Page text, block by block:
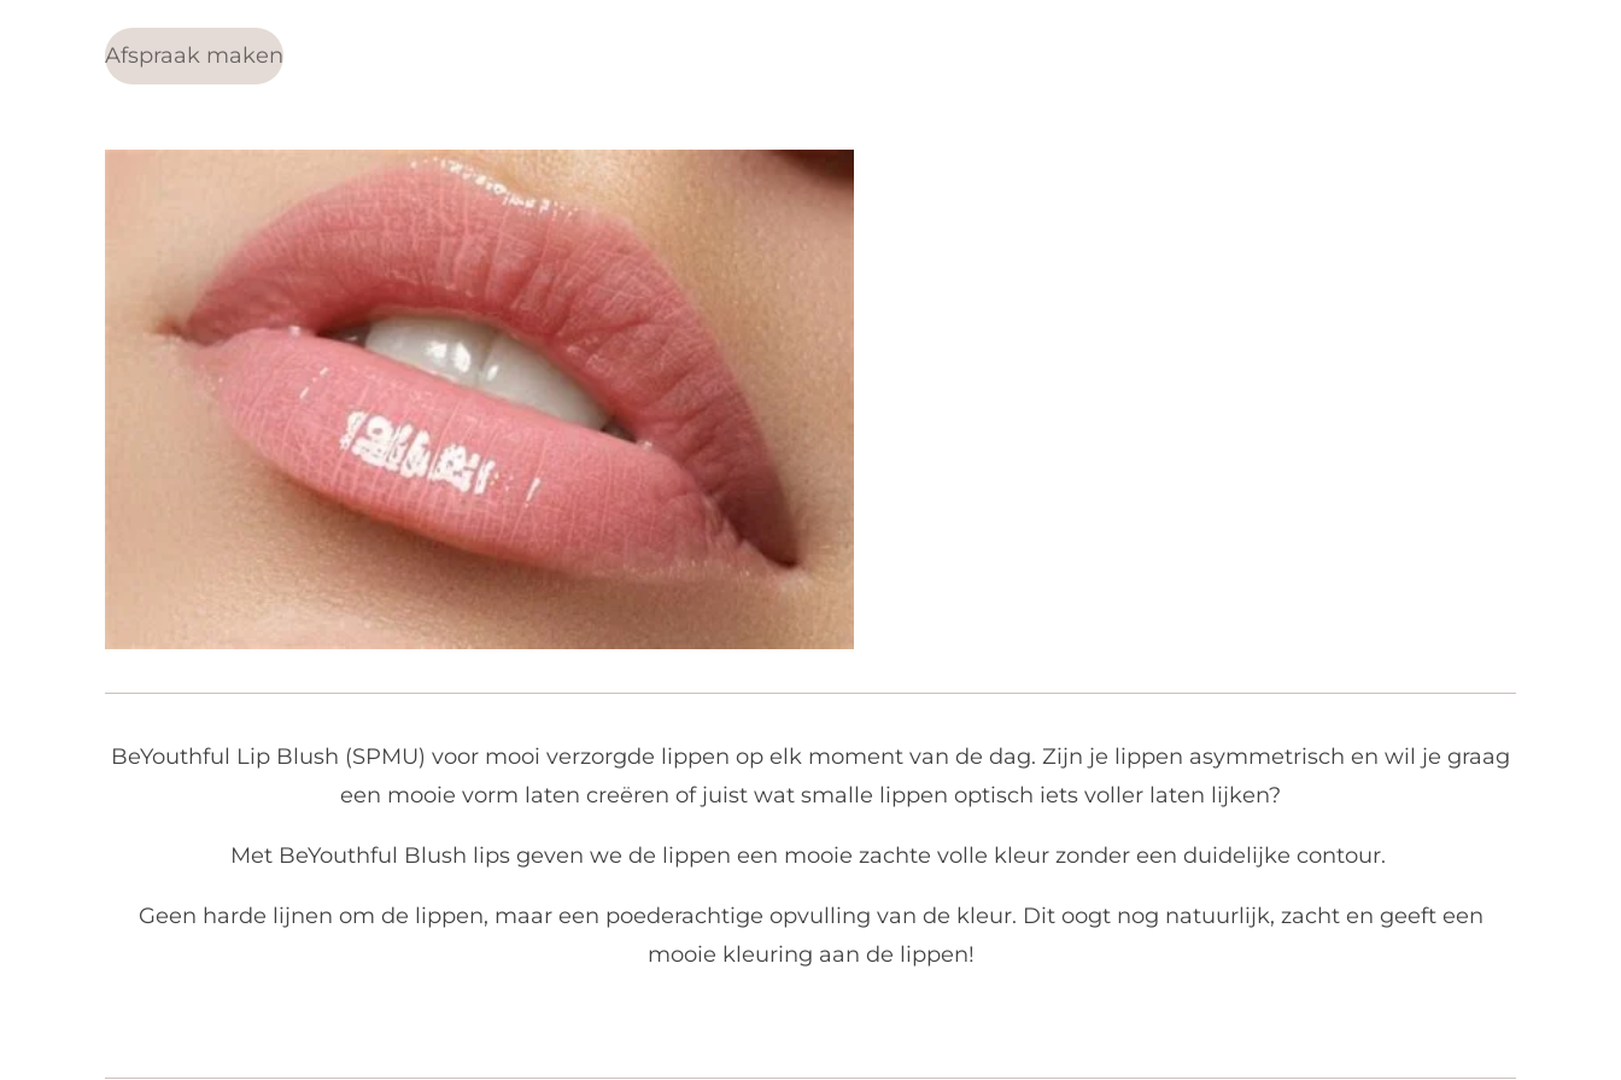
Afspraak maken
BeYouthful Lip Blush (SPMU) voor mooi verzorgde lippen op elk moment van de dag. Zijn je lippen asymmetrisch en wil je graag
een mooie vorm laten creëren of juist wat smalle lippen optisch iets voller laten lijken?
Met BeYouthful Blush lips geven we de lippen een mooie zachte volle kleur zonder een duidelijke contour.
Geen harde lijnen om de lippen, maar een poederachtige opvulling van de kleur. Dit oogt nog natuurlijk, zacht en geeft een
mooie kleuring aan de lippen!